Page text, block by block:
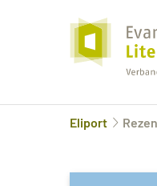
Eliport